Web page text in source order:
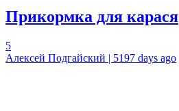
Прикормка для карася
5
Алексей Подгайский | 5197 days ago